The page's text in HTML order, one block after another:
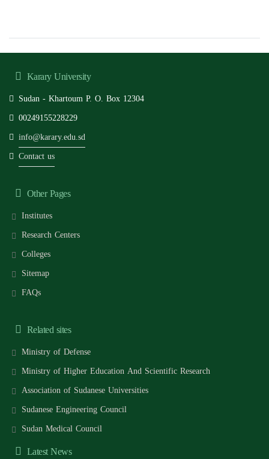
Karary University
Sudan - Khartoum P. O. Box 12304
00249155228229
info@karary.edu.sd
Contact us
Other Pages
Institutes
Research Centers
Colleges
Sitemap
FAQs
Related sites
Ministry of Defense
Ministry of Higher Education And Scientific Research
Association of Sudanese Universities
Sudanese Engineering Council
Sudan Medical Council
Latest News